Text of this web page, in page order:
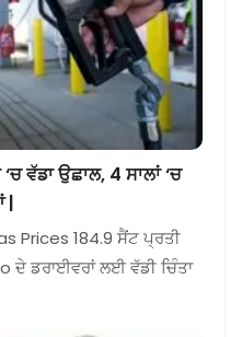
ਵੱਡਾ ਉਛਾਲ, 4 ਸਾਲਾਂ ‘ਚ
|
Prices 184.9 ਸੈਂਟ ਪ੍ਰਤੀ
ਡਰਾਈਵਰਾਂ ਲਈ ਵੱਡੀ ਚਿੰਤਾ